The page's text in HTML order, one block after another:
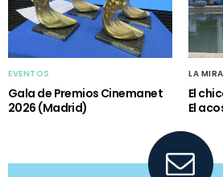
EVENTOS
Gala de Premios Cinemanet
2026 (Madrid)
LA
El
El